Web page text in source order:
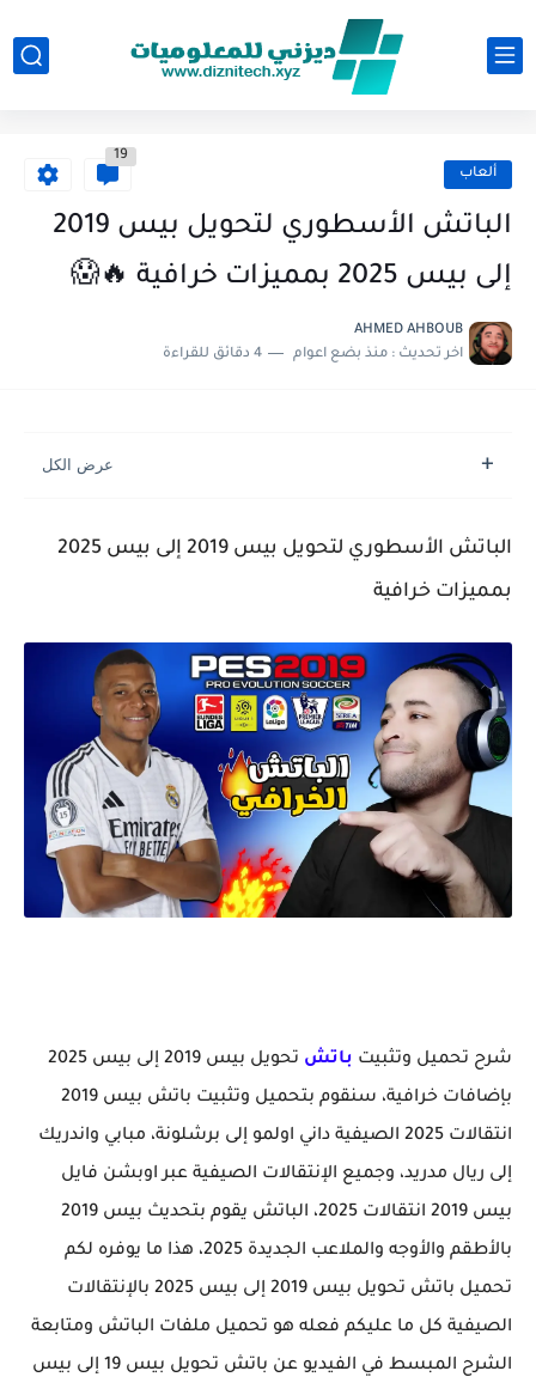
ألعاب
19
الباتش الأسطوري لتحويل بيس 2019
إلى بيس 2025 بمميزات خرافية 🔥😱
AHMED AHBOUB
اخر تحديث : منذ بضع اعوام 4 دقائق للقراءة
الباتش الأسطوري لتحويل بيس 2019 إلى بيس 2025
بمميزات خرافية
شرح تحميل وتثبيت باتش
تحويل بيس 2019 إلى بيس 2025
بإضافات خرافية، سنقوم بتحميل وتثبيت باتش بيس 2019
انتقالات 2025 الصيفية داني اولمو إلى برشلونة، مبابي واندريك
إلى ريال مدريد، وجميع الإنتقالات الصيفية عبر اوبشن فايل
بيس 2019 انتقالات 2025، الباتش يقوم بتحديث بيس 2019
بالأطقم والأوجه والملاعب الجديدة 2025، هذا ما يوفره لكم
تحميل باتش تحويل بيس 2019 إلى بيس 2025 بالإنتقالات
الصيفية كل ما عليكم فعله هو تحميل ملفات الباتش ومتابعة
الشرح المبسط في الفيديو عن باتش تحويل بيس 19 إلى بيس